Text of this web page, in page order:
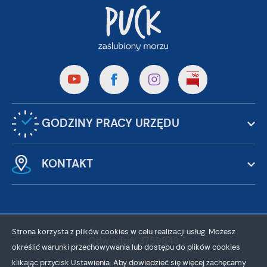
GODZINY PRACY URZĘDU
KONTAKT
Strona korzysta z plików cookies w celu realizacji usług. Możesz
określić warunki przechowywania lub dostępu do plików cookies
klikając przycisk Ustawienia. Aby dowiedzieć się więcej zachęcamy